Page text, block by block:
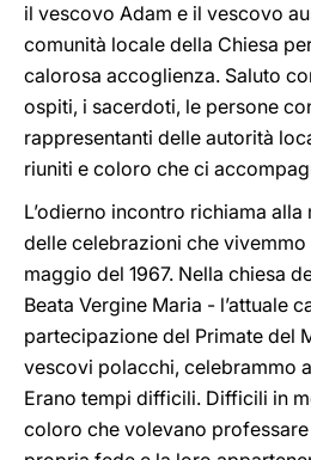
il vescovo Adam e il vescovo
comunità locale della Chiesa
calorosa accoglienza. Saluto
ospiti, i sacerdoti, le persone
rappresentanti delle autorità
riuniti e coloro che ci
L’odierno incontro richiama
delle celebrazioni che vivemmo
maggio del 1967. Nella chiesa
Beata Vergine Maria - l’attuale
partecipazione del Primate del
vescovi polacchi, celebrammo
Erano tempi difficili. Difficili in
coloro che volevano